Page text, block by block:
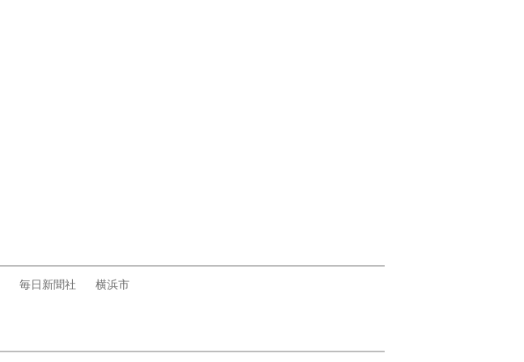
毎日新聞社 横浜市